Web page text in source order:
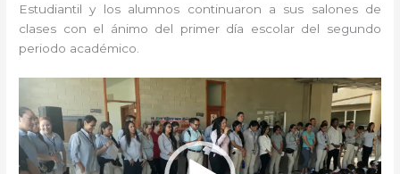
Estudiantil y los alumnos continuaron a sus salones de
clases con el ánimo del primer día escolar del segundo
periodo académico.
de
vídeo